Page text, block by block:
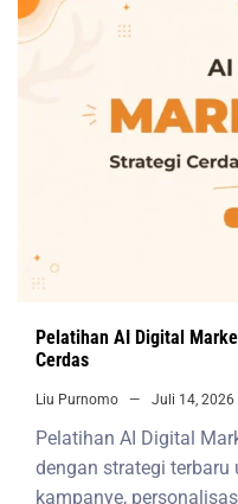
Pelatihan AI Digital
Cerdas
Liu Purnomo Juli 14, 2026
Pelatihan AI Digital
dengan strategi
kampanye,